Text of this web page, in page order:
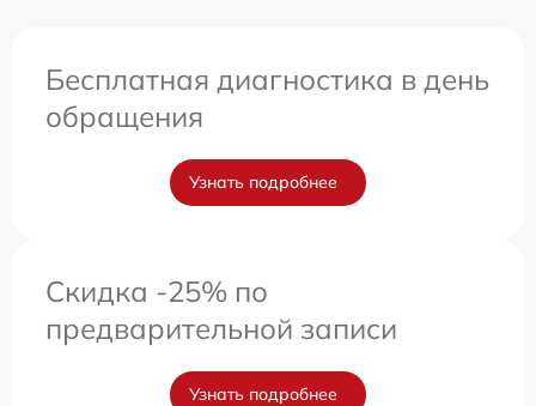
Бесплатная диагностика в день
обращения
Узнать подробнее
Скидка -25% по
предварительной записи
Узнать подробнее